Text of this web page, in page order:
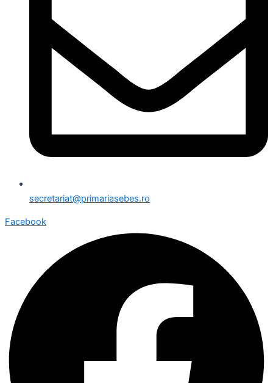
secretariat@primariasebes.ro
Facebook